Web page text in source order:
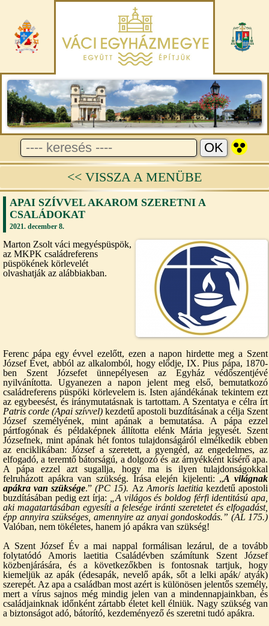
<< VISSZA A MENÜBE
APAI SZÍVVEL AKAROM SZERETNI A
CSALÁDOKAT
2021. december 8.
Marton Zsolt váci megyéspüspök,
az MKPK családreferens
püspökének körlevelét
olvashatják az alábbiakban.
Ferenc pápa egy évvel ezelőtt, ezen a napon hirdette meg a Szent
József Évet, abból az alkalomból, hogy elődje, IX. Pius pápa, 1870-
ben Szent Józsefet ünnepélyesen az Egyház védőszentjévé
nyilvánította. Ugyanezen a napon jelent meg első, bemutatkozó
családreferens püspöki körlevelem is. Isten ajándékának tekintem ezt
az egybeesést, és iránymutatásnak is tartottam. A Szentatya e célra írt
Patris corde (Apai szívvel) kezdetű apostoli buzdításának a célja Szent
József személyének, mint apának a bemutatása. A pápa ezzel
pártfogónak és példaképnek állította elénk Mária jegyesét. Szent
Józsefnek, mint apának hét fontos tulajdonságáról elmélkedik ebben
az enciklikában: József a szeretett, a gyengéd, az engedelmes, az
elfogadó, a teremtő bátorságú, a dolgozó és az árnyékként kísérő apa.
A pápa ezzel azt sugallja, hogy ma is ilyen tulajdonságokkal
felruházott apákra van szükség. Írása elején kijelenti: „A világnak
apákra van szüksége.”(PC 15). Az Amoris laetitiakezdetű apostoli
buzdításában pedig ezt írja:
„A világos és boldog férfi identitású apa,
aki magatartásában egyesíti a felesége iránti szeretetet és elfogadást,
épp annyira szükséges, amennyire az anyai gondoskodás.” (AL 175.)
Valóban, nem tökéletes, hanem jó apákra van szükség!
A Szent József Év a mai nappal formálisan lezárul, de a tovább
folytatódó Amoris laetitia Családévben számítunk Szent József
közbenjárására, és a következőkben is fontosnak tartjuk, hogy
kiemeljük az apák (édesapák, nevelő apák, sőt a lelki apák/ atyák)
szerepét. Az apa a családban most azért is különösen jelentős személy,
mert a vírus sajnos még mindig jelen van a mindennapjainkban, és
családjainknak időnként zártabb életet kell élniük. Nagy szükség van
a biztonságot adó, bátorító, kezdeményező és szeretni tudó apákra.